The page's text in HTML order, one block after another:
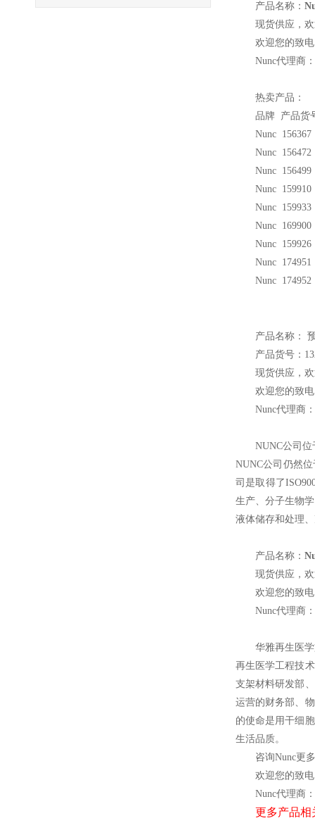
产品名称：
现货供应，
欢迎您的
Nunc代理商
热卖产品：
品牌 产品货
Nunc
Nunc
Nunc
Nunc
Nunc
Nunc
Nunc
Nunc 174951
Nunc 174952
产品名称：
产品货号：
现货供应，
欢迎您的
Nunc代理商
NUNC公司位
NUNC公司仍然
司是取得了
生产、分子生物
液体储存和处理
产品名称：
现货供应，
欢迎您的
Nunc代理商
华雅再生医
再生医学工程技
支架材料研发部
运营的财务部、
的使命是用干细
生活品质。
咨询Nunc更
欢迎您的
Nunc代理商
更多产品相